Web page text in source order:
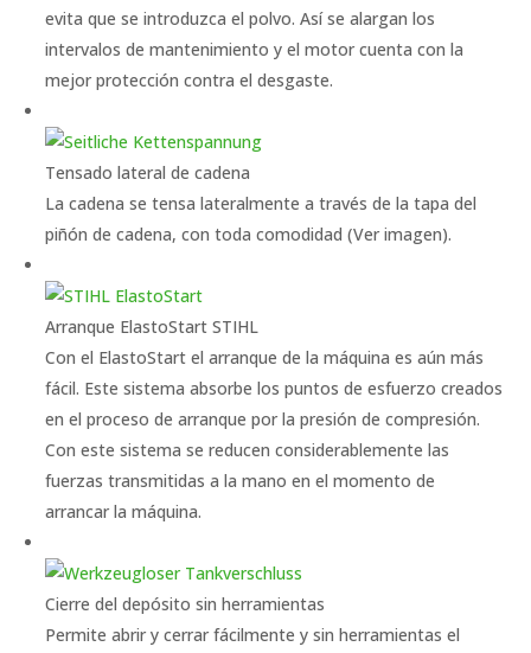
evita que se introduzca el polvo. Así se alargan los
intervalos de mantenimiento y el motor cuenta con la
mejor protección contra el desgaste.
Tensado lateral de cadena
La cadena se tensa lateralmente a través de la tapa del
piñón de cadena, con toda comodidad (Ver imagen).
Arranque ElastoStart STIHL
Con el ElastoStart el arranque de la máquina es aún más
fácil. Este sistema absorbe los puntos de esfuerzo creados
en el proceso de arranque por la presión de compresión.
Con este sistema se reducen considerablemente las
fuerzas transmitidas a la mano en el momento de
arrancar la máquina.
Cierre del depósito sin herramientas
Permite abrir y cerrar fácilmente y sin herramientas el